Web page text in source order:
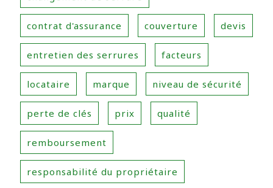
contrat d'assurance couverture devis
entretien des serrures facteurs
locataire marque niveau de sécurité
perte de clés prix qualité
remboursement
responsabilité du propriétaire